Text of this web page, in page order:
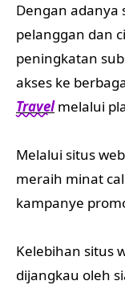
Dengan adanya
pelanggan dan
peningkatan
akses ke
Travelmelalui
Melalui situs
meraih minat
kampanye
Kelebihan situs
dijangkau oleh